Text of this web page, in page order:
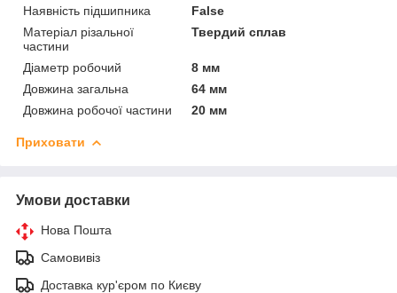
Наявність підшипника
False
Матеріал різальної
частини
Твердий сплав
Діаметр робочий
8 мм
Довжина загальна
64 мм
Довжина робочої частини
20 мм
Приховати
Умови доставки
Нова Пошта
Самовивіз
Доставка кур'єром по Києву